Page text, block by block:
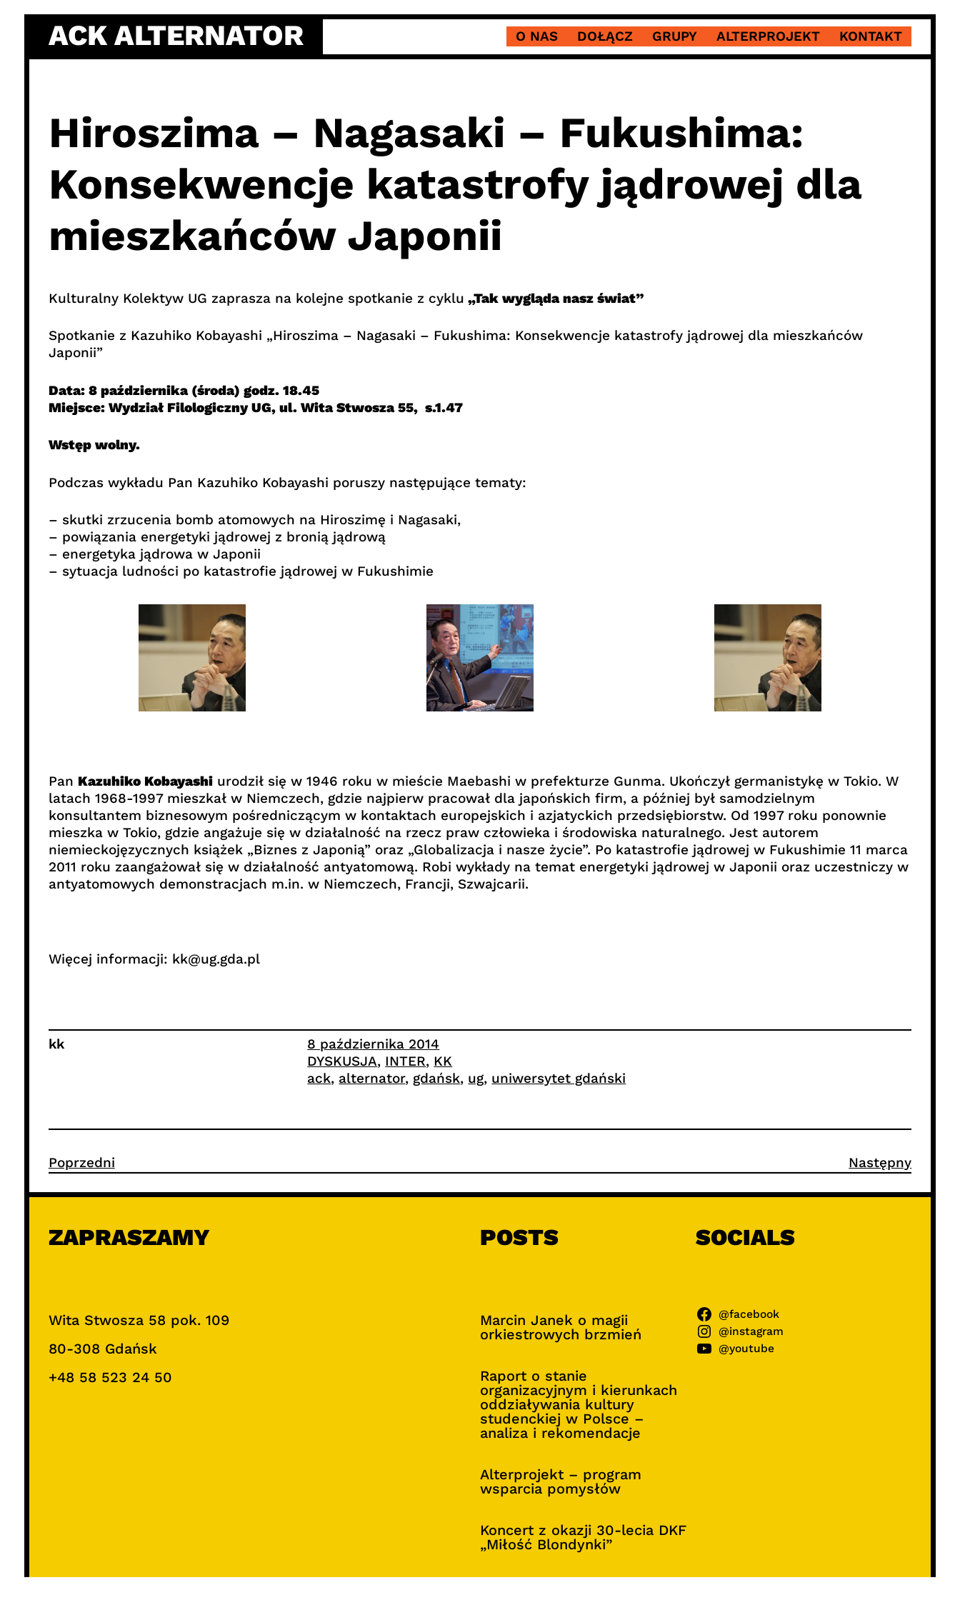
content
ACK ALTERNATOR O NAS DOŁĄCZ GRUPY ALTERPROJEKT KONTAKT
Hiroszima – Nagasaki – Fukushima:
Konsekwencje katastrofy jądrowej dla
mieszkańców Japonii
Kulturalny Kolektyw UG zaprasza na kolejne spotkanie z cyklu „Tak wygląda nasz świat”
Spotkanie z Kazuhiko Kobayashi „Hiroszima – Nagasaki – Fukushima: Konsekwencje katastrofy jądrowej dla mieszkańców
Japonii”
Data: 8 października (środa) godz. 18.45
Miejsce: Wydział Filologiczny UG, ul. Wita Stwosza 55, s.1.47
Wstęp wolny.
Podczas wykładu Pan Kazuhiko Kobayashi poruszy następujące tematy:
– skutki zrzucenia bomb atomowych na Hiroszimę i Nagasaki,
– powiązania energetyki jądrowej z bronią jądrową
– energetyka jądrowa w Japonii
– sytuacja ludności po katastrofie jądrowej w Fukushimie
Pan Kazuhiko Kobayashiurodził się w 1946 roku w mieście Maebashi w prefekturze Gunma. Ukończył germanistykę w Tokio. W
latach 1968-1997 mieszkał w Niemczech, gdzie najpierw pracował dla japońskich firm, a później był samodzielnym
konsultantem biznesowym pośredniczącym w kontaktach europejskich i azjatyckich przedsiębiorstw. Od 1997 roku ponownie
mieszka w Tokio, gdzie angażuje się w działalność na rzecz praw człowieka i środowiska naturalnego. Jest autorem
niemieckojęzycznych książek „Biznes z Japonią” oraz „Globalizacja i nasze życie”. Po katastrofie jądrowej w Fukushimie 11 marca
2011 roku zaangażował się w działalność antyatomową. Robi wykłady na temat energetyki jądrowej w Japonii oraz uczestniczy w
antyatomowych demonstracjach m.in. w Niemczech, Francji, Szwajcarii.
Więcej informacji: kk@ug.gda.pl
kk
8 października 2014
DYSKUSJA, INTER, KK
ack, alternator, gdańsk, ug, uniwersytet gdański
Poprzedni Następny
ZAPRASZAMY
Wita Stwosza 58 pok. 109
80-308 Gdańsk
+48 58 523 24 50
POSTS
Marcin Janek o magii
orkiestrowych brzmień
Raport o stanie
organizacyjnym i kierunkach
oddziaływania kultury
studenckiej w Polsce –
analiza i rekomendacje
Alterprojekt – program
wsparcia pomysłów
Koncert z okazji 30-lecia DKF
„Miłość Blondynki”
SOCIALS
@facebook
@instagram
@youtube